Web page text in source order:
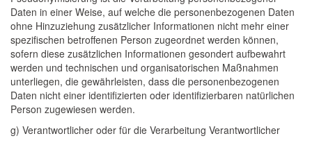
Daten in einer Weise, auf welche die personenbezogenen Daten
ohne Hinzuziehung zusätzlicher Informationen nicht mehr einer
spezifischen betroffenen Person zugeordnet werden können,
sofern diese zusätzlichen Informationen gesondert aufbewahrt
werden und technischen und organisatorischen Maßnahmen
unterliegen, die gewährleisten, dass die personenbezogenen
Daten nicht einer identifizierten oder identifizierbaren natürlichen
Person zugewiesen werden.
g) Verantwortlicher oder für die Verarbeitung Verantwortlicher